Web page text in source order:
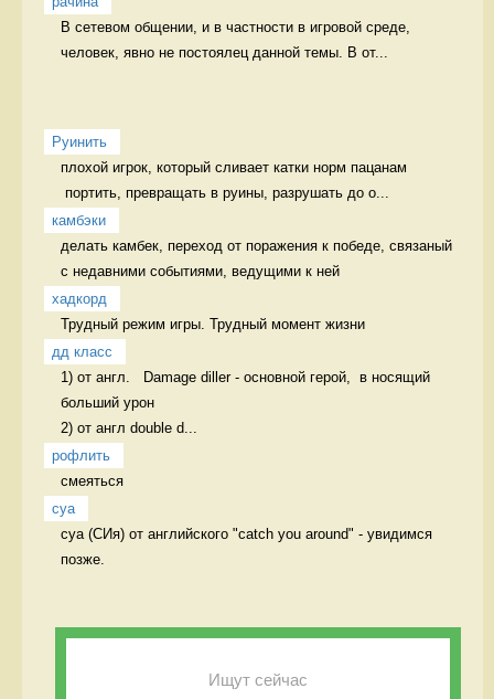
В сетевом общении, и в частности в игровой среде,
человек, явно не постоялец данной темы. В от...
Руинить
плохой игрок, который сливает катки норм пацанам
портить, превращать в руины, разрушать до о...
камбэки
делать камбек, переход от поражения к победе, связаный
с недавними событиями, ведущими к ней
хадкорд
Трудный режим игры. Трудный момент жизни
дд класс
1) от англ.   Damage diller - основной герой,  в носящий
больший урон
2) от англ double d...
рофлить
смеяться
cya
cya (СИя) от английского "catch you around" - увидимся
позже.
Ищут сейчас